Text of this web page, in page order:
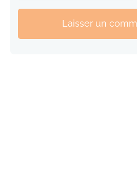
Laisser un